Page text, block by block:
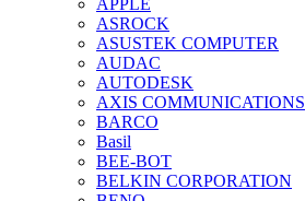
ASROCK
ASUSTEK COMPUTER
AUDAC
AUTODESK
AXIS COMMUNICATIONS
BARCO
Basil
BEE-BOT
BELKIN CORPORATION